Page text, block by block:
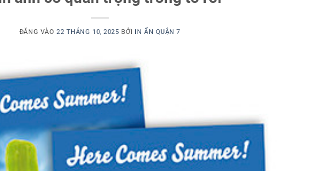
ĐĂNG VÀO 22 THÁNG 10, 2025 BỞI IN ẤN QUẬN 7